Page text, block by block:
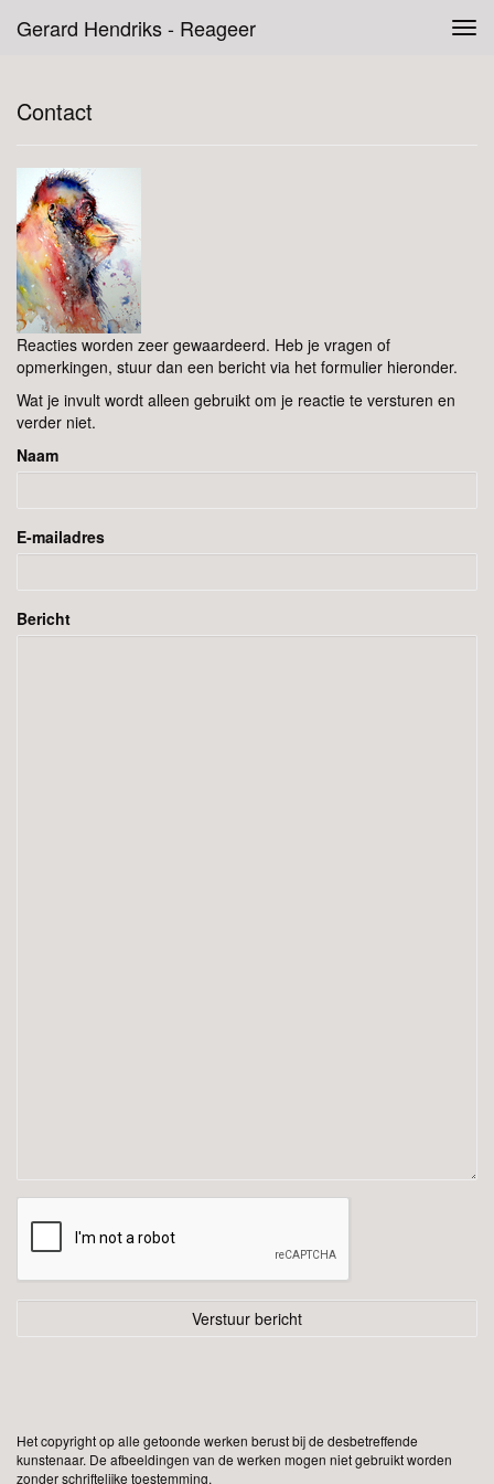
Gerard Hendriks - Reageer
Contact
Reacties worden zeer gewaardeerd. Heb je vragen of
opmerkingen, stuur dan een bericht via het formulier hieronder.
Wat je invult wordt alleen gebruikt om je reactie te versturen en
verder niet.
Naam
E-mailadres
Bericht
Het copyright op alle getoonde werken berust bij de desbetreffende
kunstenaar. De afbeeldingen van de werken mogen niet gebruikt worden
zonder schriftelijke toestemming.